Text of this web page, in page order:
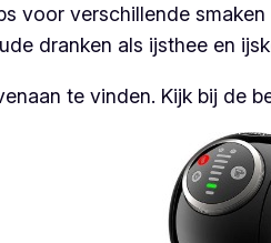
voor verschillende
dranken als ijsthee en
te vinden. Kijk bij de